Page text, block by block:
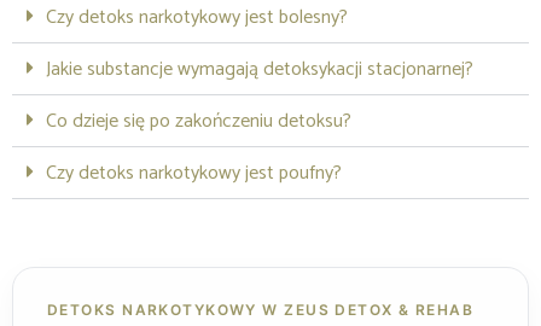
Czy detoks narkotykowy jest bolesny?
Jakie substancje wymagają detoksykacji stacjonarnej?
Co dzieje się po zakończeniu detoksu?
Czy detoks narkotykowy jest poufny?
DETOKS NARKOTYKOWY W ZEUS DETOX & REHAB